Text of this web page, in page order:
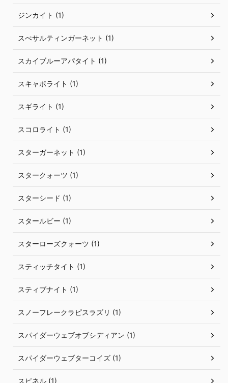
ジンカイト (1)
スぺサルティンガーネット (1)
スカイブルーアパタイト (1)
スキャポライト (1)
スギライト (1)
スコロライト (1)
スターガーネット (1)
スタークォーツ (1)
スターシード (1)
スタールビー (1)
スターローズクォーツ (1)
スティッチタイト (1)
スティブナイト (1)
スノーフレークラピスラズリ (1)
スパイダーウェブオブシディアン (1)
スパイダーウェブターコイズ (1)
スピネル (1)